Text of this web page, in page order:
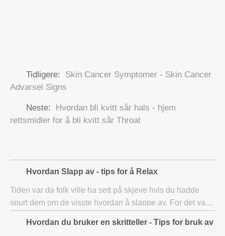
Tidligere:
Skin Cancer Symptomer - Skin Cancer
Advarsel Signs
Neste:
Hvordan bli kvitt sår hals - hjem
rettsmidler for å bli kvitt sår Throat
Hvordan Slapp av - tips for å Relax
Tiden var da folk ville ha sett på skjeve hvis du hadde
spurt dem om de visste hvordan å slappe av. For det var
og jobbe selv var best avslapning
Hvordan du bruker en skritteller - Tips for bruk av